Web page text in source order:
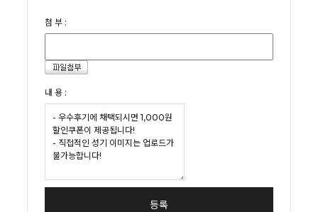
첨 부 :
내 용 :
등록